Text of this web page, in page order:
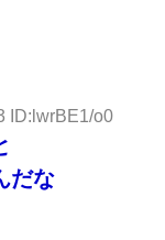
ID:lwrBE1/o0
だな